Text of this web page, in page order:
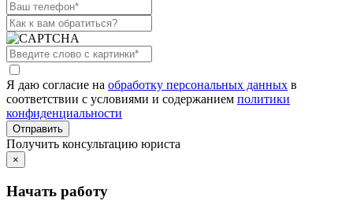
Я даю согласие на обработку персональных данных в
соответствии с условиями и содержанием политики
конфиденциальности
Получить консультацию юриста
×
Начать работу